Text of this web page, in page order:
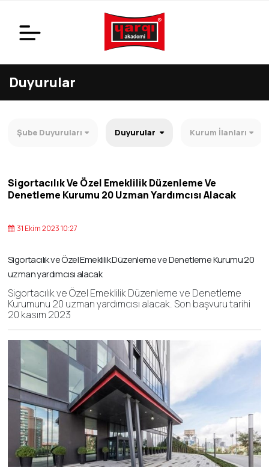
Duyurular
Şube Duyuruları Duyurular Kurum İlanları
Sigortacılık Ve Özel Emeklilik Düzenleme Ve
Denetleme Kurumu 20 Uzman Yardımcısı Alacak
31 Ekim 2023 10:27
Sigortacılık ve Özel Emeklilik Düzenleme ve Denetleme Kurumu 20
uzman yardımcısı alacak
Sigortacılık ve Özel Emeklilik Düzenleme ve Denetleme
Kurumunu 20 uzman yardımcısı alacak. Son başvuru tarihi
20 kasım 2023